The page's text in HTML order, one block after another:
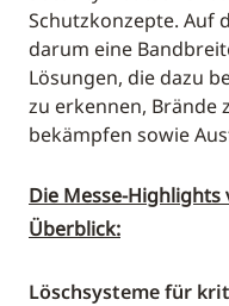
Schutzkonzepte. Auf
darum eine
Lösungen, die dazu
zu erkennen, Brände
bekämpfen sowie
Die Messe-Highlights
Überblick:
Löschsysteme für